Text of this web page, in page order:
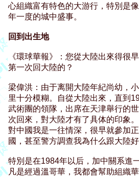
心組織富有特色的大游行，特別是
年一度的城中盛事。
回到出生地
《環球華報》：您從大陸出來得很
第一次回大陸的？
梁偉洪：由于离開大陸年紀尚幼，
里十分模糊。自從大陸出來，直到
武術團的領隊，出席在天津舉行的
次回來，對大陸才有了具体的印象。
對中國我是一往情深，很早就參加
國，甚至警方調查我為什么跟大陸
特別是在1984年以后，加中關系進
凡是經過溫哥華，我都會幫助組織